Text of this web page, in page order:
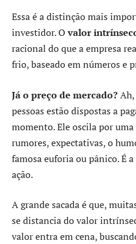
Essa é a distinção mais
investidor. Ovalor
racional do que a empresa
frio, baseado em números e
Já o preço de mercado?Ah,
pessoas estão dispostas a
momento. Ele oscila por
rumores, expectativas, o
famosa euforia ou pânico. É
ação.
A grande sacada é que,
se distancia do valor
valor entra em cena,